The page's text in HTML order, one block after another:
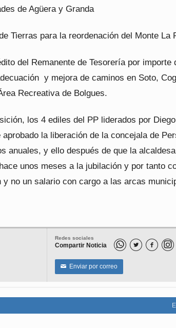
de Agüera y Granda
Tierras para la reordenación del Monte La
del Remanente de Tesorería por importe
y mejora de caminos en Soto,
Recreativa de Bolgues.
los 4 ediles del PP liderados por Diego
la liberación de la concejala de
anuales, y ello después de que la alcaldesa
unos meses a la jubilación y por tanto
y no un salario con cargo a las arcas
Redes sociales
Compartir Noticia  
✉ Enviar por correo